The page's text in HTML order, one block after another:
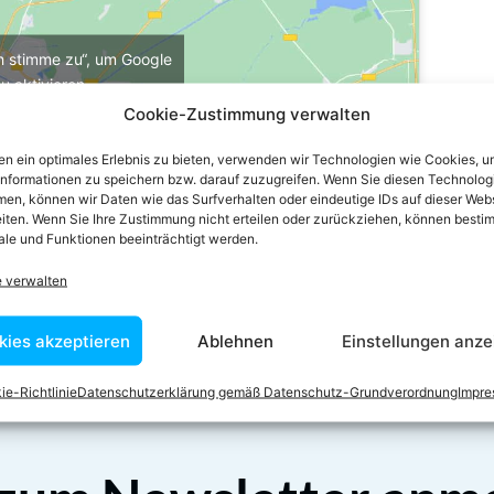
Cookie-Zustimmung verwalten
ein optimales Erlebnis zu bieten, verwenden wir Technologien wie Cookies,
zu speichern bzw. darauf zuzugreifen. Wenn Sie diesen
können wir Daten wie das Surfverhalten oder eindeutige IDs auf dieser
Wenn Sie Ihre Zustimmung nicht erteilen oder zurückziehen, können
und Funktionen beeinträchtigt werden.
verwalten
akzeptieren Ablehnen Einstellungen
RichtlinieDatenschutzerklärung gemäß Datenschutz-Grundverordnung
stimme zu“, um Google
aktivieren
zu